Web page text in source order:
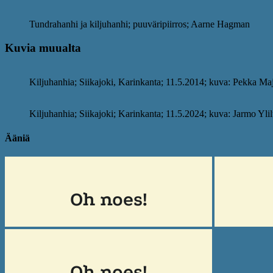
Tundrahanhi ja kiljuhanhi; puuväripiirros; Aarne Hagman
Kuvia muualta
Kiljuhanhia; Siikajoki, Karinkanta; 11.5.2014; kuva: Pekka
Kiljuhanhia; Siikajoki; Karinkanta; 11.5.2024; kuva: Jarmo
Ääniä